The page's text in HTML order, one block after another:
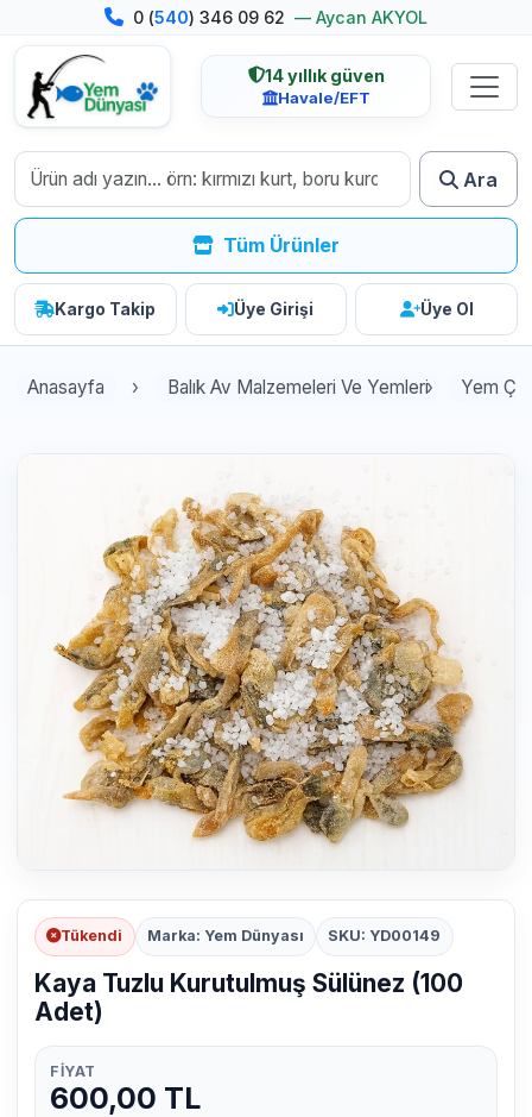
0 (540) 346 09 62 — Aycan AKYOL
14 yıllık güven
Havale/EFT
Ara
Tüm Ürünler
Kargo Takip Üye Girişi Üye Ol
Anasayfa Balık Av Malzemeleri Ve Yemleri Yem
Tükendi Marka: Yem Dünyası SKU: YD00149
Kaya Tuzlu Kurutulmuş Sülünez (100
Adet)
FIYAT
600,00 TL